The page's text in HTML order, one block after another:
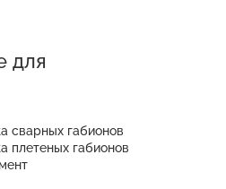
для
сварных габионов
плетеных габионов